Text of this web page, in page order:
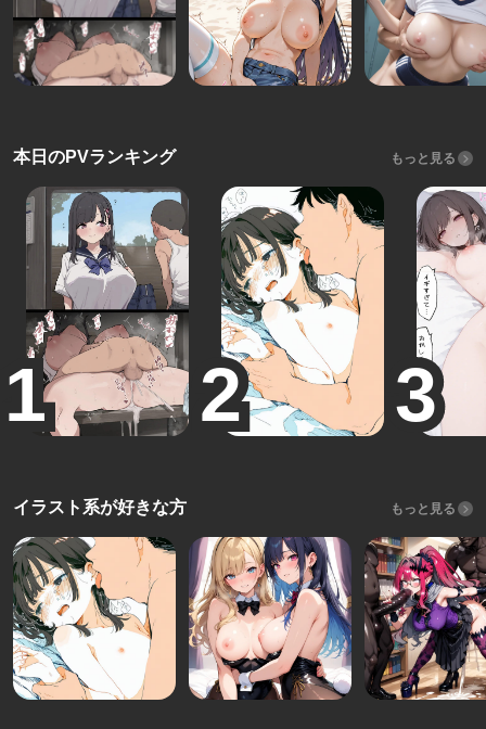
本日のPVランキング もっと見る
イラスト系が好きな方 もっと見る